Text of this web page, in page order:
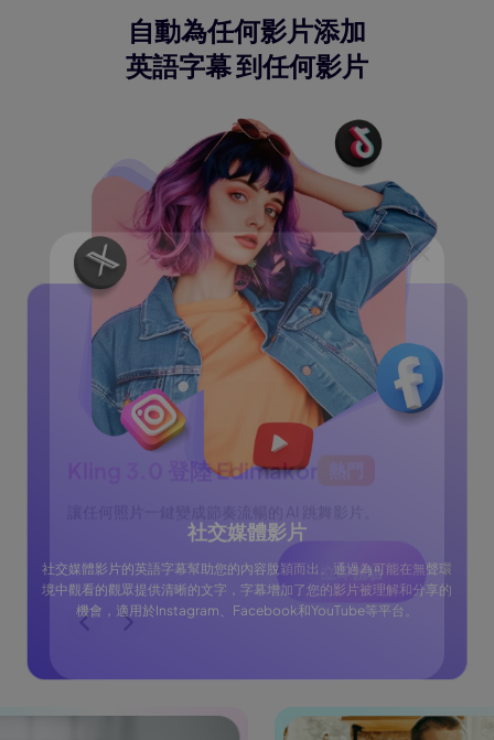
自動為任何影片添加
英語字幕到任何影片
社交媒體影片
社交媒體影片的英語字幕幫助您的內容脫穎而出。通過為可能在無聲環
境中觀看的觀眾提供清晰的文字，字幕增加了您的影片被理解和分享的
機會，適用於Instagram、Facebook和YouTube等平台。
隨，
Kling 3.0 登陸 Edimakor
讓任何照片一鍵變成節奏流暢的 AI 跳舞影片。
將創